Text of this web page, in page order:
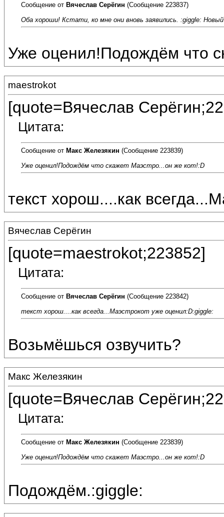
Сообщение от Вячеслав Серёгин (Сообщение 223837)
Оба хороши! Кстати, ко мне они вновь заявились. :giggle:
Уже оценил!Подождём что
maestrokot
[quote=Вячеслав
Цитата:
Сообщение от Макс Железякин (Сообщение 223839)
Уже оценил!Подождём что скажет Маэстро...он же кот!:D
текст хорош....как
Вячеслав Серёгин
[quote=maestrokot;223852]
Цитата:
Сообщение от Вячеслав Серёгин (Сообщение 223842)
текст хорош....как всегда...Маэстрокот уже оценил:D:giggle:
Возьмёшься озвучить?
Макс Железякин
[quote=Вячеслав
Цитата:
Сообщение от Макс Железякин (Сообщение 223839)
Уже оценил!Подождём что скажет Маэстро...он же кот!:D
Подождём.:giggle: